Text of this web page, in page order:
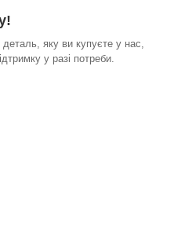
яку ви купуєте у нас,
у разі потреби.